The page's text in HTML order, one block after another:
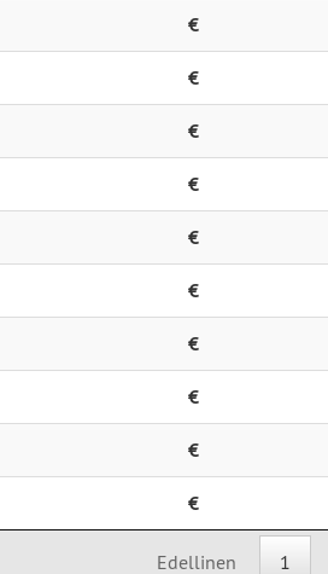
Keskihinta
€
€
€
€
€
€
€
€
€
€
Edellinen 1